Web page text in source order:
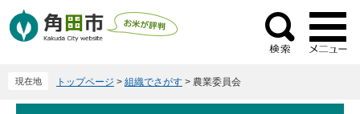
ー
ニ
検
索
現在地 トップページ > 組織でさがす > 農業委員会